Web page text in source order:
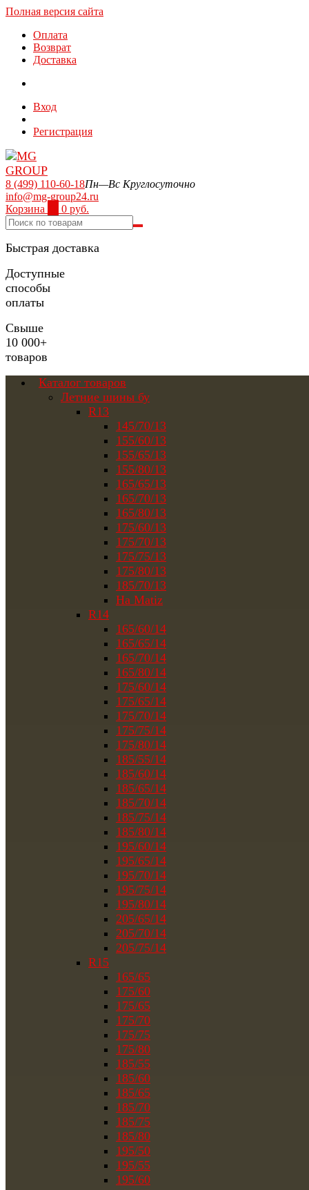
Полная версия сайта
Оплата
Возврат
Доставка
Вход
Регистрация
8 (499) 110-60-18Пн—Вс Круглосуточно
info@mg-group24.ru
Корзина
0 руб.
Быстрая доставка
Доступные
способы
оплаты
Свыше
10 000+
товаров
Каталог товаров
Летние шины бу
R13
145/70/13
155/60/13
155/65/13
155/80/13
165/65/13
165/70/13
165/80/13
175/60/13
175/70/13
175/75/13
175/80/13
185/70/13
На Matiz
R14
165/60/14
165/65/14
165/70/14
165/80/14
175/60/14
175/65/14
175/70/14
175/75/14
175/80/14
185/55/14
185/60/14
185/65/14
185/70/14
185/75/14
185/80/14
195/60/14
195/65/14
195/70/14
195/75/14
195/80/14
205/65/14
205/70/14
205/75/14
R15
165/65
175/60
175/65
175/70
175/75
175/80
185/55
185/60
185/65
185/70
185/75
185/80
195/50
195/55
195/60